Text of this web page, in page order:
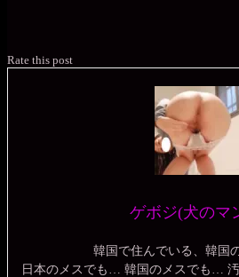
Rate this post
ゲボジ(犬のマ
韓国で住んでいる、韓国
日本のメスでも… 韓国のメスでも…